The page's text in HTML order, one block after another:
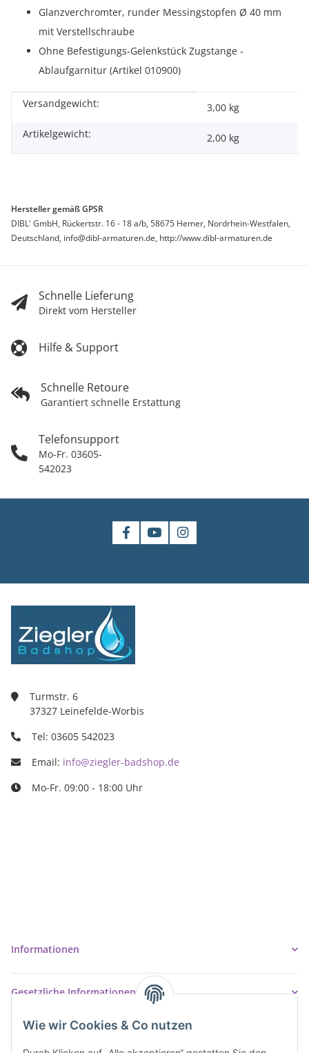
Wie wir Cookies & Co nutzen
Glanzverchromter, runder Messingstopfen Ø 40 mm
mit Verstellschraube
Ohne Befestigungs-Gelenkstück Zugstange -
Ablaufgarnitur (Artikel 010900)
Produkteigenschaft
Wert
Versandgewicht:
3,00 kg
Artikelgewicht:
2,00 kg
Hersteller gemäß GPSR
DIBL' GmbH, Rückertstr. 16 - 18 a/b, 58675 Hemer, Nordrhein-Westfalen,
Deutschland, info@dibl-armaturen.de, http://www.dibl-armaturen.de
Schnelle Lieferung
Direkt vom Hersteller
Hilfe & Support
Schnelle Retoure
Garantiert schnelle Erstattung
Telefonsupport
Mo-Fr. 03605-
542023
Turmstr. 6
37327 Leinefelde-Worbis
Tel: 03605 542023
Email: info@ziegler-badshop.de
Mo-Fr. 09:00 - 18:00 Uhr
Informationen
Gesetzliche Informationen